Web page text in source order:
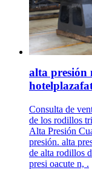
alta presión
Consulta de
de los rodillos
Alta Presión
presión. alta
de alta rodillos
presi oacute n, .